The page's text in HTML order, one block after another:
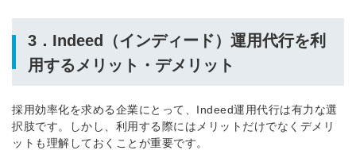
3．Indeed（インディード）運用代行を利
用するメリット・デメリット
採用効率化を求める企業にとって、Indeed運用代行は有力な選
択肢です。しかし、利用する際にはメリットだけでなくデメリ
ットも理解しておくことが重要です。